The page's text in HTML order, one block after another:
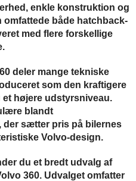
enkle konstruktion og
omfattede både hatchback-
med flere forskellige
deler mange tekniske
som den kraftigere
højere udstyrsniveau.
blandt
der sætter pris på bilernes
Volvo-design.
du et bredt udvalg af
360. Udvalget omfatter